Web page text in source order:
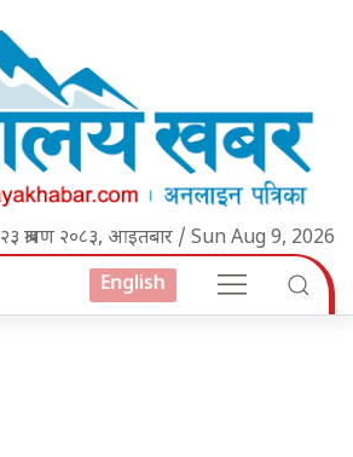
२३ श्रावण २०८३, आइतबार / Sun Aug 9, 2026
English